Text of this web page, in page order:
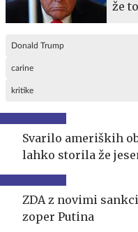
že
Donald Trump
carine
kritike
Svarilo ameriških
lahko storila že
ZDA z novimi
zoper Putina